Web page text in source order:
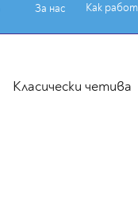
За нас Как
Класически четива